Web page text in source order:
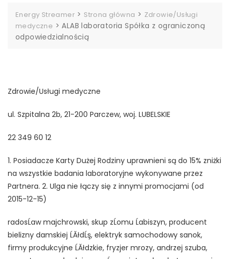
Energy Streamer > Strona główna > Zdrowie/Usługi
medyczne >ALAB laboratoria Spółka z ograniczoną
odpowiedzialnością
Zdrowie/Usługi medyczne
ul. Szpitalna 2b, 21-200 Parczew, woj. LUBELSKIE
22 349 60 12
1. Posiadacze Karty Dużej Rodziny uprawnieni są do 15% zniżki
na wszystkie badania laboratoryjne wykonywane przez
Partnera. 2. Ulga nie łączy się z innymi promocjami (od
2015-12-15)
radosĹaw majchrowski, skup zĹomu Ĺabiszyn, producent
bielizny damskiej ĹĂłdĹş, elektryk samochodowy sanok,
firmy produkcyjne ĹĂłdzkie, fryzjer mrozy, andrzej szuba,